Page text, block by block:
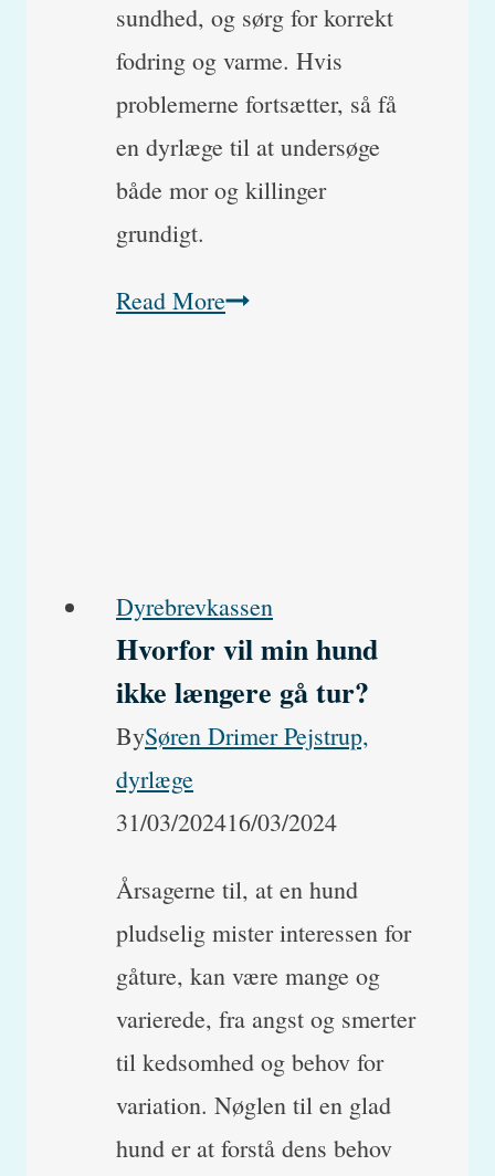
sundhed, og sørg for korrekt
fodring og varme. Hvis
problemerne fortsætter, så få
en dyrlæge til at undersøge
både mor og killinger
grundigt.
Read MoreKattemor
kan
en
killing
klare
uden
mor?
Dyrebrevkassen
Hvorfor vil min hund
ikke længere gå tur?
BySøren Drimer Pejstrup,
dyrlæge
31/03/202416/03/2024
Årsagerne til, at en hund
pludselig mister interessen for
gåture, kan være mange og
varierede, fra angst og smerter
til kedsomhed og behov for
variation. Nøglen til en glad
hund er at forstå dens behov